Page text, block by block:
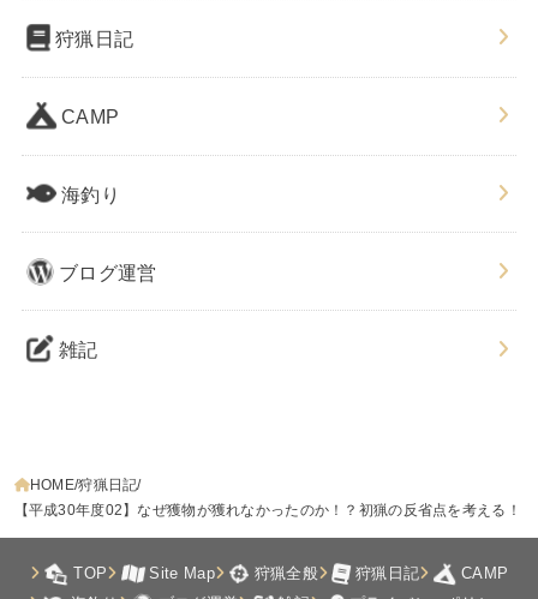
狩猟日記
CAMP
海釣り
ブログ運営
雑記
HOME 狩猟日記
【平成30年度02】なぜ獲物が獲れなかったのか！？初猟の反省点を考える！
TOP Site Map 狩猟全般 狩猟日記
CAMP